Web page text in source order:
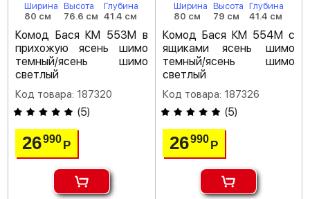
Ширина
80 см
Высота
76.6 см
Глубина
41.4 см
Комод Бася КМ 553М в
прихожую ясень шимо
темный/ясень шимо
светлый
Код товара: 187320
(5)
26990Р
Ширина
80 см
Высота
79 см
Глубина
41.4 см
Комод Бася КМ 554М с
ящиками ясень шимо
темный/ясень шимо
светлый
Код товара: 187326
(5)
26990 Р